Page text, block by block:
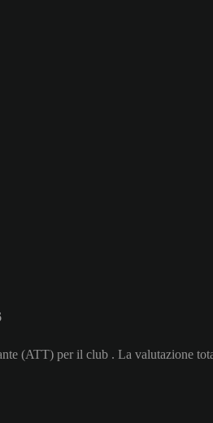
(ATT) per il club . La valutazione